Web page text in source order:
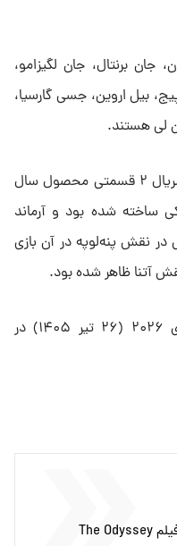
جان برنتال، جان لگیزامو،
بیل اروین، جسی گارسیا،
لی هستند.
فیلم قبلی «اویسه» که در واقع یک سریال ۲ قسمتی محصول سال
ساخته شده بود و آرماند
در نقش پنه‌لوپه در آن بازی
آتنا ظاهر شده بود.
«اودیسه» نولان قرار است ۱۷ جولای ۲۰۲۶ (۲۶ تیر ۱۴۰۵) در
تصاویر جدیدی از پشت‌صحنه‌ی فیلم The Odyssey